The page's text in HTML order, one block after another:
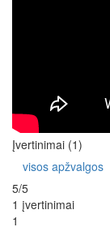
Įvertinimai (1)
visos apžvalgos
5/5
1 įvertinimai
1